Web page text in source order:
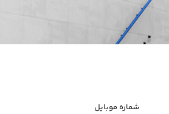
شماره موبایل